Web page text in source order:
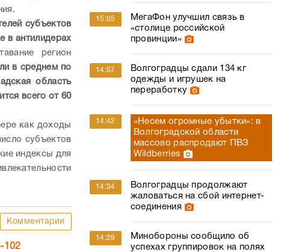
субъектов
в антилидерах
регион
в среднем по
область
всего от 60
как доходы
субъектов
индексы для
Комментарии
102
15:05
МегаФон улучшил связь в
«столице российской
провинции»
14:57
Волгоградцы сдали 134 кг
одежды и игрушек на
переработку
14:42
«Несем огромные убытки»: в
Волгоградской области
массово распродают ПВЗ
Wildberries
14:34
Волгоградцы продолжают
жаловаться на сбой интернет-
соединения
14:29
Минобороны сообщило об
успехах группировок на полях